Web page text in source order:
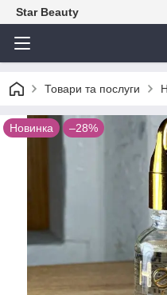
Star Beauty
Товари та послуги
Новинка –28%